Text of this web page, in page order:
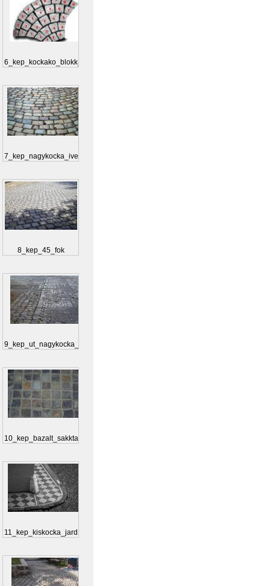
6_kep_kockako_blokk_...
7_kep_nagykocka_ives
8_kep_45_fok
9_kep_ut_nagykocka_9...
10_kep_bazalt_sakkta...
11_kep_kiskocka_jard...